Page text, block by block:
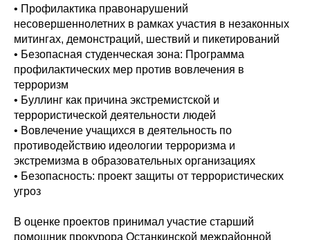
• Профилактика правонарушений
несовершеннолетних в рамках участия в незаконных
митингах, демонстраций, шествий и пикетирований
• Безопасная студенческая зона: Программа
профилактических мер против вовлечения в
терроризм
• Буллинг как причина экстремистской и
террористической деятельности людей
• Вовлечение учащихся в деятельность по
противодействию идеологии терроризма и
экстремизма в образовательных организациях
• Безопасность: проект защиты от террористических
угроз
В оценке проектов принимал участие старший
помощник прокурора Останкинской межрайонной